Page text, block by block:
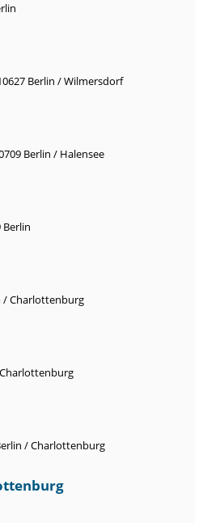
Berlin / Wilmersdorf
Berlin / Halensee
/ Charlottenburg
/ Charlottenburg